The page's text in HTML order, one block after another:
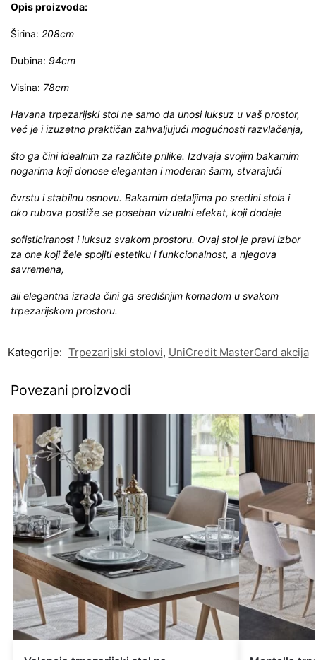
Opis proizvoda:
Širina: 208cm
Dubina: 94cm
Visina: 78cm
Havana trpezarijski stol ne samo da unosi luksuz u vaš prostor,
već je i izuzetno praktičan zahvaljujući mogućnosti razvlačenja,
što ga čini idealnim za različite prilike. Izdvaja svojim bakarnim
nogarima koji donose elegantan i moderan šarm, stvarajući
čvrstu i stabilnu osnovu. Bakarnim detaljima po sredini stola i
oko rubova postiže se poseban vizualni efekat, koji dodaje
sofisticiranost i luksuz svakom prostoru. Ovaj stol je pravi izbor
za one koji žele spojiti estetiku i funkcionalnost, a njegova
savremena,
ali elegantna izrada čini ga središnjim komadom u svakom
trpezarijskom prostoru.
Kategorije: Trpezarijski stolovi, UniCredit MasterCard akcija
Povezani proizvodi